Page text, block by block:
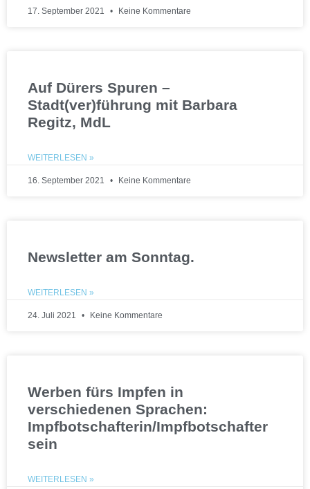
17. September 2021 Keine Kommentare
Auf Dürers Spuren –
Stadt(ver)führung mit Barbara
Regitz, MdL
WEITERLESEN »
16. September 2021 Keine Kommentare
Newsletter am Sonntag.
WEITERLESEN »
24. Juli 2021 Keine Kommentare
Werben fürs Impfen in
verschiedenen Sprachen:
Impfbotschafterin/Impfbotschafter
sein
WEITERLESEN »